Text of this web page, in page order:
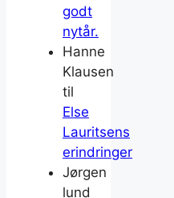
godt
nytår.
Hanne
Klausen
til
Else
Lauritsens
erindringer
Jørgen
lund